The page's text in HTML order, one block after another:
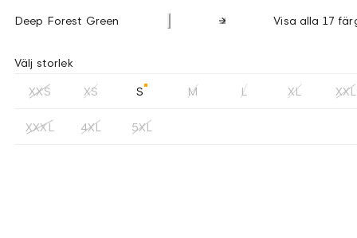
Deep Forest Green Visa alla 17
Välj storlek
XXS XS S M L XL XXL
XXXL 4XL 5XL